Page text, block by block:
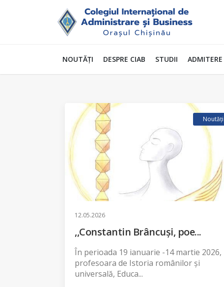
NOUTĂȚI DESPRE CIAB STUDII ADMITERE
Noutăți
12.05.2026
,,Constantin Вrâncuși, poe...
În perioada 19 ianuarie -14 martie 2026,
profesoara de Istoria românilor și
universală, Educa...